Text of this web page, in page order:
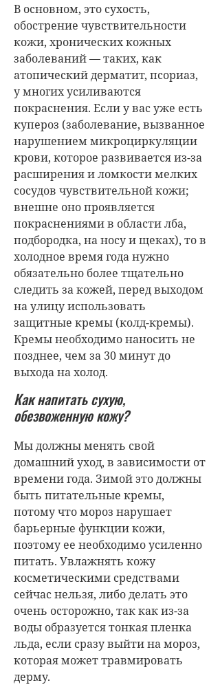
В основном, это сухость,
обострение чувствительности
кожи, хронических кожных
заболеваний — таких, как
атопический дерматит, псориаз,
у многих усиливаются
покраснения. Если у вас уже есть
купероз (заболевание, вызванное
нарушением микроциркуляции
крови, которое развивается из-за
расширения и ломкости мелких
сосудов чувствительной кожи;
внешне оно проявляется
покраснениями в области лба,
подбородка, на носу и щеках), то в
холодное время года нужно
обязательно более тщательно
следить за кожей, перед выходом
на улицу использовать
защитные кремы (колд-кремы).
Кремы необходимо наносить не
позднее, чем за 30 минут до
выхода на холод.
Как напитать сухую,
обезвоженную кожу?
Мы должны менять свой
домашний уход, в зависимости от
времени года. Зимой это должны
быть питательные кремы,
потому что мороз нарушает
барьерные функции кожи,
поэтому ее необходимо усиленно
питать. Увлажнять кожу
косметическими средствами
сейчас нельзя, либо делать это
очень осторожно, так как из-за
воды образуется тонкая пленка
льда, если сразу выйти на мороз,
которая может травмировать
дерму.